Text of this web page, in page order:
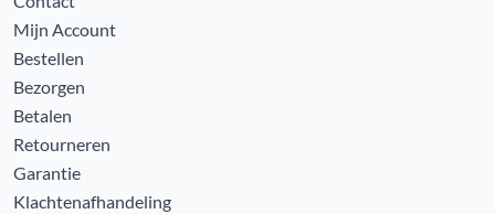
Mijn Account
Bestellen
Bezorgen
Betalen
Retourneren
Garantie
Klachtenafhandeling